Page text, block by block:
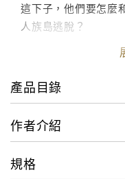
這下子，他們要怎麼
人族島逃脫？
怎麼從南極回家？甚
魔法湖畔的驚奇、驚
但請務必謹慎小心你
產品目錄
作者介紹
規格